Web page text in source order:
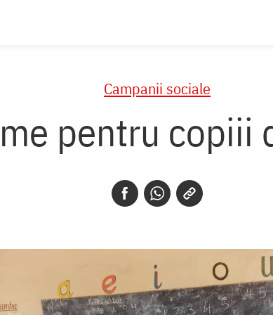
Campanii sociale
pentru copiii